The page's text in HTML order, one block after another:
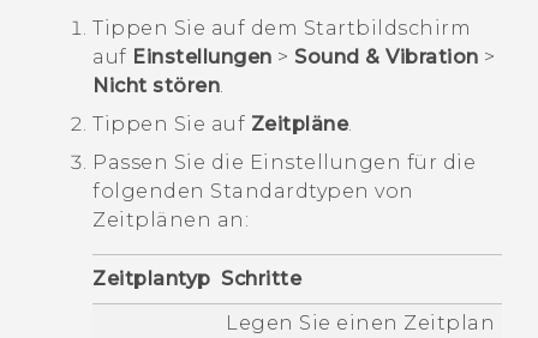
Tippen Sie auf dem Startbildschirm
auf Einstellungen > Sound & Vibration >
Nicht stören
Tippen Sie auf Zeitpläne.
Passen Sie die Einstellungen für die
folgenden Standardtypen von
Zeitplänen an:
Zeitplantyp Schritte
Legen Sie einen Zeitplan